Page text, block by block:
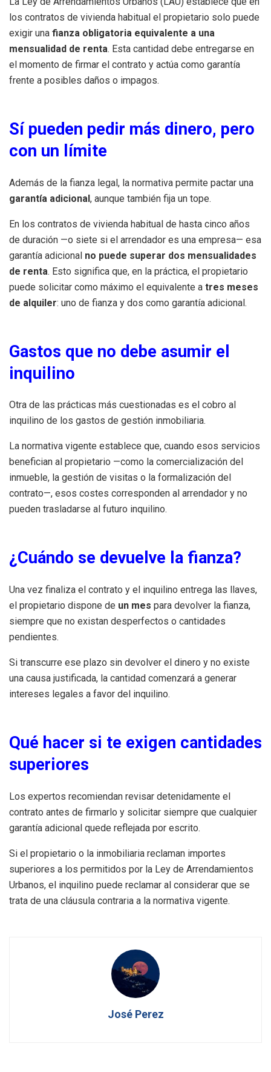
los contratos de vivienda habitual el propietario solo puede
exigir una fianza obligatoria equivalente a una
mensualidad de renta. Esta cantidad debe entregarse en
el momento de firmar el contrato y actúa como garantía
frente a posibles daños o impagos.
Sí pueden pedir más dinero, pero
con un límite
Además de la fianza legal, la normativa permite pactar una
garantía adicional, aunque también fija un tope.
En los contratos de vivienda habitual de hasta cinco años
de duración —o siete si el arrendador es una empresa— esa
garantía adicional no puede superar dos mensualidades
de renta. Esto significa que, en la práctica, el propietario
puede solicitar como máximo el equivalente a tres meses
de alquiler: uno de fianza y dos como garantía adicional.
Gastos que no debe asumir el
inquilino
Otra de las prácticas más cuestionadas es el cobro al
inquilino de los gastos de gestión inmobiliaria.
La normativa vigente establece que, cuando esos servicios
benefician al propietario —como la comercialización del
inmueble, la gestión de visitas o la formalización del
contrato—, esos costes corresponden al arrendador y no
pueden trasladarse al futuro inquilino.
¿Cuándo se devuelve la fianza?
Una vez finaliza el contrato y el inquilino entrega las llaves,
el propietario dispone de un mes para devolver la fianza,
siempre que no existan desperfectos o cantidades
pendientes.
Si transcurre ese plazo sin devolver el dinero y no existe
una causa justificada, la cantidad comenzará a generar
intereses legales a favor del inquilino.
Qué hacer si te exigen cantidades
superiores
Los expertos recomiendan revisar detenidamente el
contrato antes de firmarlo y solicitar siempre que cualquier
garantía adicional quede reflejada por escrito.
Si el propietario o la inmobiliaria reclaman importes
superiores a los permitidos por la Ley de Arrendamientos
Urbanos, el inquilino puede reclamar al considerar que se
trata de una cláusula contraria a la normativa vigente.
José Perez